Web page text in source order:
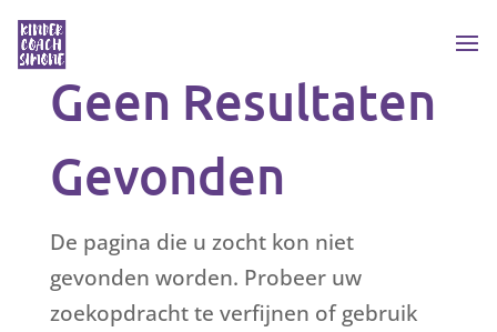
Geen Resultaten
Gevonden
De pagina die u zocht kon niet
gevonden worden. Probeer uw
zoekopdracht te verfijnen of gebruik